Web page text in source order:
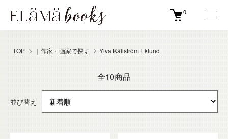
0
TOP ｜作家・画家で探す Ylva Källström Eklund
全10商品
並び替え